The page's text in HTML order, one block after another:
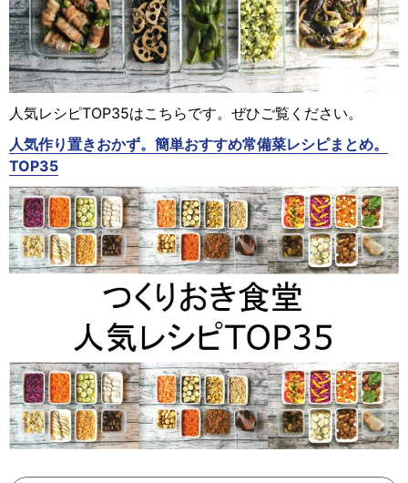
人気レシピTOP35はこちらです。ぜひご覧ください。
人気作り置きおかず。簡単おすすめ常備菜レシピまとめ。
TOP35